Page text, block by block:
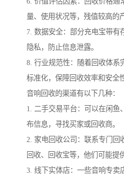
量、使用状况等，残值较高的
7. 数据安全：部分充电宝带有
隐私，防止信息泄露。
8. 行业规范性：随着回收体系
标准化，保障回收效率和安全
音响回收的渠道有以下几种：
1. 二手交易平台：可以在闲鱼
布信息，寻找买家或回收商。
2. 家电回收公司：联系专门回
回收、回收宝等，他们可能提
3. 线下实体店：一些音响专卖